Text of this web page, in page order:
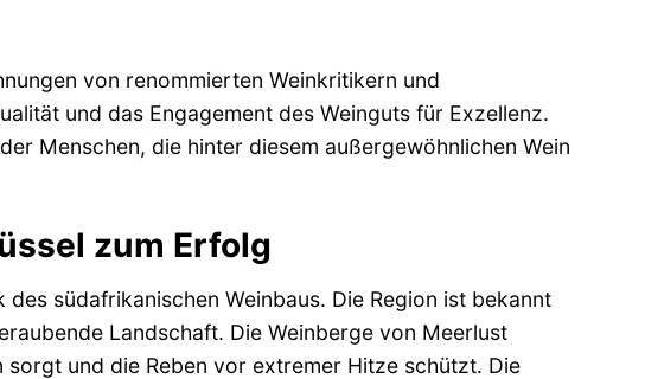
von renommierten Weinkritikern und
und das Engagement des Weinguts für Exzellenz.
Menschen, die hinter diesem außergewöhnlichen Wein
zum Erfolg
südafrikanischen Weinbaus. Die Region ist bekannt
Landschaft. Die Weinberge von Meerlust
und die Reben vor extremer Hitze schützt. Die